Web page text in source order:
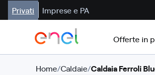
Privati Imprese e PA
Offerte in
Home/Caldaie/Caldaia Ferroli